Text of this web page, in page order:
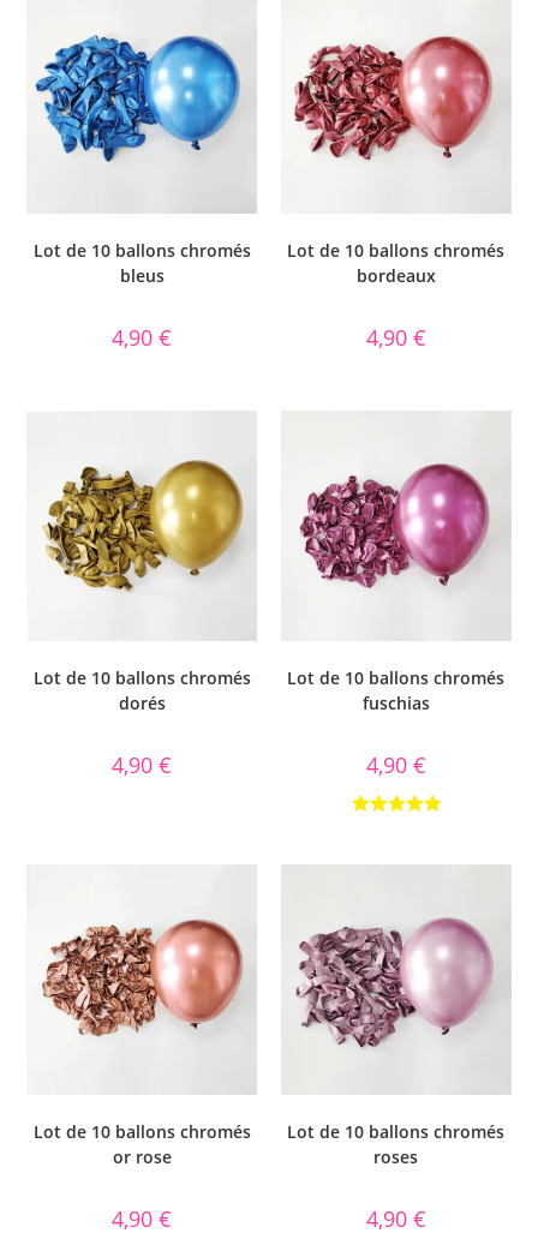
Lot de 10 ballons chromés
bleus
4,90€
Lot de 10 ballons chromés
bordeaux
4,90 €
Lot de 10 ballons chromés
dorés
4,90€
Lot de 10 ballons chromés
fuschias
4,90 €
Lot de 10 ballons chromés
or rose
4,90€
Lot de 10 ballons chromés
roses
4,90 €